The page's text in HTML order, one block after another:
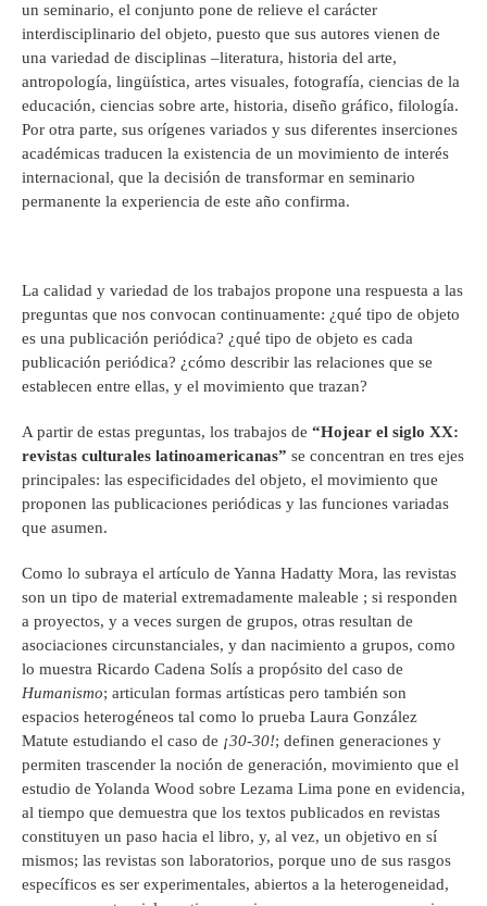
un seminario, el conjunto pone de relieve el carácter
interdisciplinario del objeto, puesto que sus autores vienen de
una variedad de disciplinas –literatura, historia del arte,
antropología, lingüística, artes visuales, fotografía, ciencias de la
educación, ciencias sobre arte, historia, diseño gráfico, filología.
Por otra parte, sus orígenes variados y sus diferentes inserciones
académicas traducen la existencia de un movimiento de interés
internacional, que la decisión de transformar en seminario
permanente la experiencia de este año confirma.
La calidad y variedad de los trabajos propone una respuesta a las
preguntas que nos convocan continuamente: ¿qué tipo de objeto
es una publicación periódica? ¿qué tipo de objeto es cada
publicación periódica? ¿cómo describir las relaciones que se
establecen entre ellas, y el movimiento que trazan?
A partir de estas preguntas, los trabajos de “Hojear el siglo XX:
revistas culturales latinoamericanas” se concentran en tres ejes
principales: las especificidades del objeto, el movimiento que
proponen las publicaciones periódicas y las funciones variadas
que asumen.
Como lo subraya el artículo de Yanna Hadatty Mora, las revistas
son un tipo de material extremadamente maleable ; si responden
a proyectos, y a veces surgen de grupos, otras resultan de
asociaciones circunstanciales, y dan nacimiento a grupos, como
lo muestra Ricardo Cadena Solís a propósito del caso de
Humanismo; articulan formas artísticas pero también son
espacios heterogéneos tal como lo prueba Laura González
Matute estudiando el caso de ¡30-30!; definen generaciones y
permiten trascender la noción de generación, movimiento que el
estudio de Yolanda Wood sobre Lezama Lima pone en evidencia,
al tiempo que demuestra que los textos publicados en revistas
constituyen un paso hacia el libro, y, al vez, un objetivo en sí
mismos; las revistas son laboratorios, porque uno de sus rasgos
específicos es ser experimentales, abiertos a la heterogeneidad,